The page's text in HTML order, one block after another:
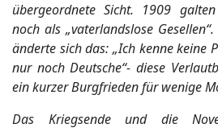
übergeordnete Sicht. 1909
noch als „vaterlandslose
änderte sich das: „Ich kenne keine
nur noch Deutsche“- diese
ein kurzer Burgfrieden für wenige
Das Kriegsende und die